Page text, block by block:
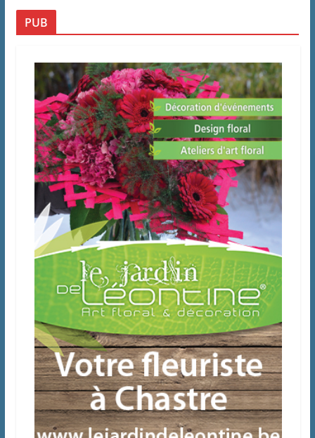
PUB